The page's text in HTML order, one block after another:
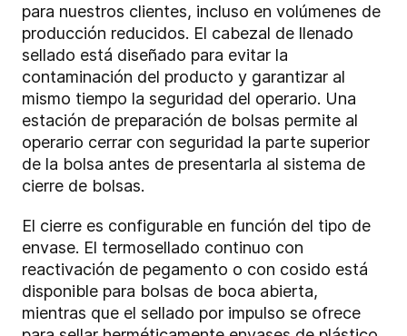
para nuestros clientes, incluso en volúmenes de
producción reducidos. El cabezal de llenado
sellado está diseñado para evitar la
contaminación del producto y garantizar al
mismo tiempo la seguridad del operario. Una
estación de preparación de bolsas permite al
operario cerrar con seguridad la parte superior
de la bolsa antes de presentarla al sistema de
cierre de bolsas.
El cierre es configurable en función del tipo de
envase. El termosellado continuo con
reactivación de pegamento o con cosido está
disponible para bolsas de boca abierta,
mientras que el sellado por impulso se ofrece